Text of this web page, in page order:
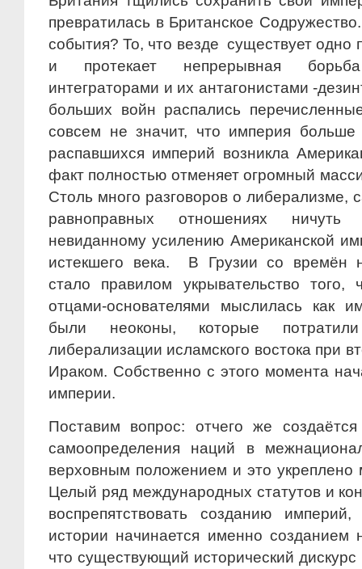
превратилась в Британское
события? То, что везде существует одно
и протекает непрерывная
интеграторами и их антагонистами -
больших войн распались
совсем не значит, что империя
распавшихся империй возникла
факт полностью отменяет огромный
Столь много разговоров о либерализме,
равноправных отношениях ничуть
невиданному усилению Американской
истекшего века. В Грузии со времён
стало правилом укрывательство
отцами-основателями мыслилась как
были неоконы, которые
либерализации исламского востока при
Ираком. Собственно с этого момента
империи.
Поставим вопрос: отчего же
самоопределения наций в
верховным положением и это
Целый ряд международных статутов и
воспрепятствовать созданию
истории начинается именно созданием
что существующий исторический